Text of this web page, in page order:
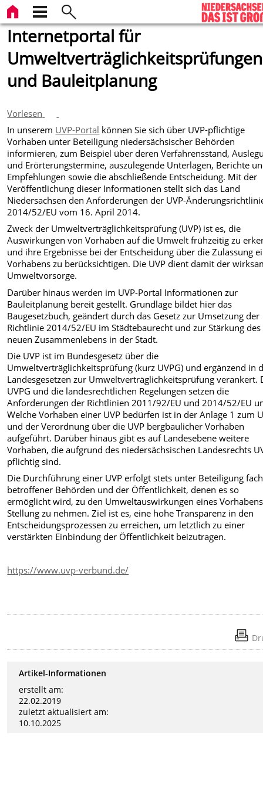
Internetportal für
Umweltverträglichkeitsprüfungen
und Bauleitplanung
Vorlesen
In unserem UVP-Portal können Sie sich über UVP-pflichtige
Vorhaben unter Beteiligung niedersächsischer Behörden
informieren, zum Beispiel über deren Verfahrensstand,
und Erörterungstermine, auszulegende Unterlagen, Berichte
Empfehlungen sowie die abschließende Entscheidung. Mit der
Veröffentlichung dieser Informationen stellt sich das Land
Niedersachsen den Anforderungen der UVP-
2014/52/EU vom 16. April 2014.
Zweck der Umweltverträglichkeitsprüfung (UVP) ist es, die
Auswirkungen von Vorhaben auf die Umwelt frühzeitig zu
und ihre Ergebnisse bei der Entscheidung über die Zulassung
Vorhabens zu berücksichtigen. Die UVP dient damit der
Umweltvorsorge.
Darüber hinaus werden im UVP-Portal Informationen zur
Bauleitplanung bereit gestellt. Grundlage bildet hier das
Baugesetzbuch, geändert durch das Gesetz zur Umsetzung der
Richtlinie 2014/52/EU im Städtebaurecht und zur Stärkung des
neuen Zusammenlebens in der Stadt.
Die UVP ist im Bundesgesetz über die
Umweltverträglichkeitsprüfung (kurz UVPG) und ergänzend in
Landesgesetzen zur Umweltverträglichkeitsprüfung verankert.
UVPG und die landesrechtlichen Regelungen setzen die
Anforderungen der Richtlinien 2011/92/EU und 2014/52/EU
Welche Vorhaben einer UVP bedürfen ist in der Anlage 1 zum
und der Verordnung über die UVP bergbaulicher Vorhaben
aufgeführt. Darüber hinaus gibt es auf Landesebene weitere
Vorhaben, die aufgrund des niedersächsischen Landesrechts
pflichtig sind.
Die Durchführung einer UVP erfolgt stets unter Beteiligung
betroffener Behörden und der Öffentlichkeit, denen es so
ermöglicht wird, zu den Umweltauswirkungen eines Vorhabens
Stellung zu nehmen. Ziel ist es, eine hohe Transparenz in den
Entscheidungsprozessen zu erreichen, um letztlich zu einer
verstärkten Einbindung der Öffentlichkeit beizutragen.
https://www.uvp-verbund.de/
Artikel-Informationen
erstellt am:
22.02.2019
zuletzt aktualisiert am:
10.10.2025